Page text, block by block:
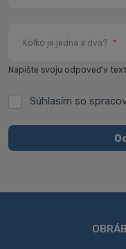
Koľko je jedna a dva? *
Napíšte svoju odpoveď v
Súhlasím
spracovaním
svojich
Súhlasím so